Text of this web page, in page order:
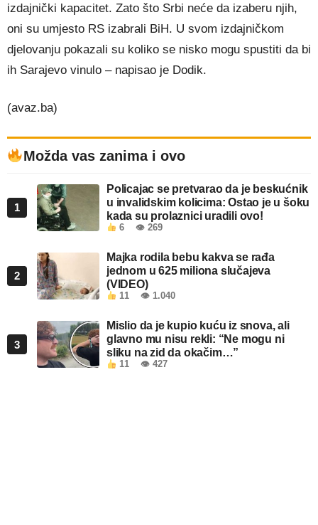
izdajnički kapacitet. Zato što Srbi neće da izaberu njih,
oni su umjesto RS izabrali BiH. U svom izdajničkom
djelovanju pokazali su koliko se nisko mogu spustiti da bi
ih Sarajevo vinulo – napisao je Dodik.
(avaz.ba)
Možda vas zanima i ovo
1
Policajac se pretvarao da je beskućnik
u invalidskim kolicima: Ostao je u šoku
kada su prolaznici uradili ovo!
6 👁 269
2
Majka rodila bebu kakva se rađa
jednom u 625 miliona slučajeva
(VIDEO)
11 👁 1.040
3
Mislio da je kupio kuću iz snova, ali
glavno mu nisu rekli: “Ne mogu ni
sliku na zid da okačim…”
11 👁 427